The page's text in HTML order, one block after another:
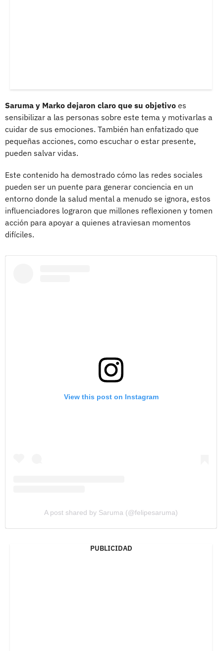
Saruma y Marko dejaron claro que su objetivo es
sensibilizar a las personas sobre este tema y motivarlas a
cuidar de sus emociones. También han enfatizado que
pequeñas acciones, como escuchar o estar presente,
pueden salvar vidas.
Este contenido ha demostrado cómo las redes sociales
pueden ser un puente para generar conciencia en un
entorno donde la salud mental a menudo se ignora, estos
influenciadores lograron que millones reflexionen y tomen
acción para apoyar a quienes atraviesan momentos
difíciles.
View this post on Instagram
A post shared by Saruma (@felipesaruma)
PUBLICIDAD